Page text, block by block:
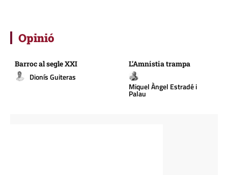
Opinió
Barroc al segle XXI
Dionís Guiteras
L’Amnistia trampa
Miquel Àngel Estradé i
Palau